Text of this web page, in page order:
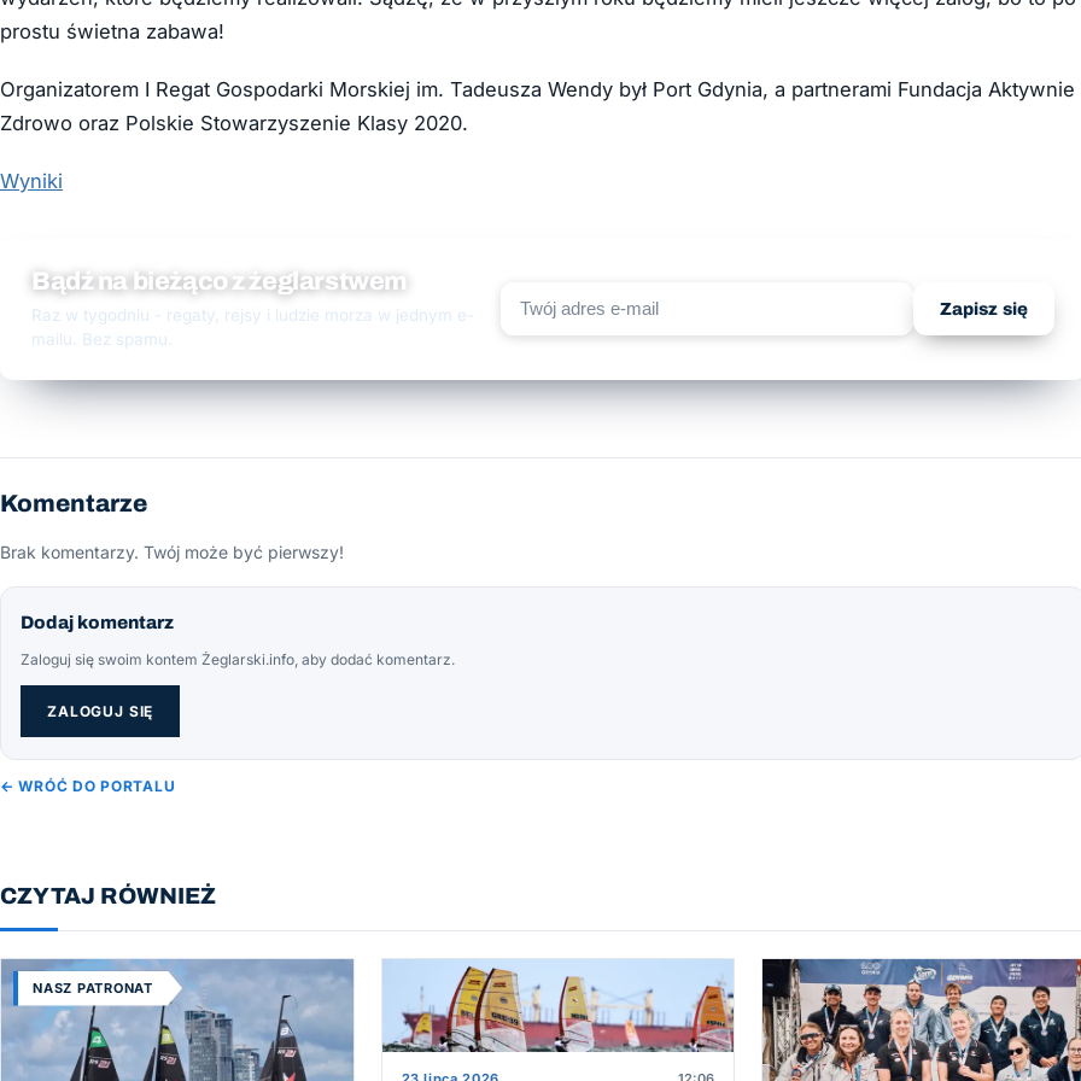
prostu świetna zabawa!
Organizatorem I Regat Gospodarki Morskiej im. Tadeusza Wendy był Port Gdynia, a partnerami Fundacja Aktywnie
Zdrowo oraz Polskie Stowarzyszenie Klasy 2020.
Wyniki
Bądź na bieżąco z żeglarstwem
Raz w tygodniu - regaty, rejsy i ludzie morza w jednym e-
mailu. Bez spamu.
Zapisz się
Komentarze
Brak komentarzy. Twój może być pierwszy!
Dodaj komentarz
Zaloguj się swoim kontem Żeglarski.info, aby dodać komentarz.
ZALOGUJ SIĘ
← WRÓĆ DO PORTALU
CZYTAJ RÓWNIEŻ
NASZ PATRONAT